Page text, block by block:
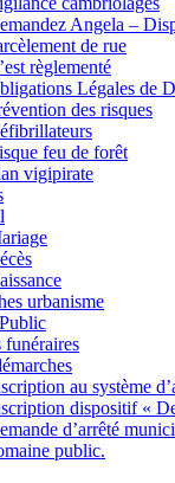
Angela –
de rue
règlementé
Légales de
des risques
feu de forêt
vigipirate
urbanisme
funéraires
au système
dispositif «
d’arrêté
public.